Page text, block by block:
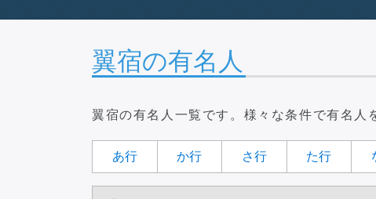
翼宿の有名人
翼宿の有名人一覧です。様々な条件で有名人
あ行 か行 さ行 た行